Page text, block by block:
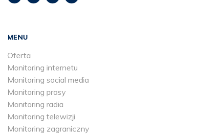
MENU
Oferta
Monitoring internetu
Monitoring social media
Monitoring prasy
Monitoring radia
Monitoring telewizji
Monitoring zagraniczny